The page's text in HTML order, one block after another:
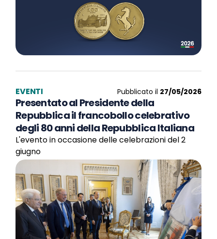
EVENTI Pubblicato il 27/05/2026
Presentato al Presidente della
Repubblica il francobollo celebrativo
degli 80 anni della Repubblica Italiana
L'evento in occasione delle celebrazioni del 2
giugno